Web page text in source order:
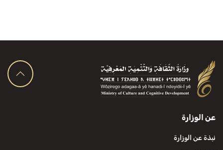
عن الوزارة
نبذة عن الوزارة